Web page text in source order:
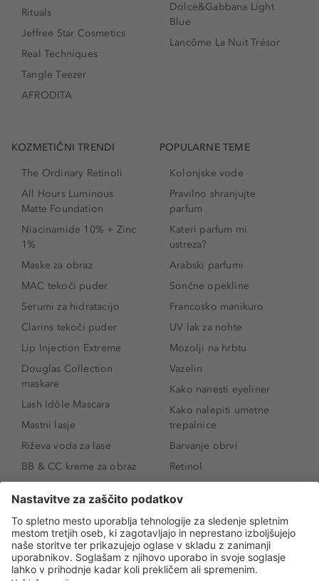
Rituals
Jeffree Star Cosmetics
Real Techniques
Tangle Teezer
AFRODITA
Dolce&Gabbana Light
Blue
Lancôme La Nuit Trésor
KOZMETIČNI TRENDI
The Ordinary Retinoli
All Hours Luminous
Matte Foundation
Niacinamide 10% + Zinc
1%
Maske za obraz
MAC tekoči puder
Serumi za hidratacijo
Clarins tekoči puder
Lip Injection Extreme
Douglas Collection
maskare
Lash Idôle Mascara
Mastni lasje
Riževa voda za lase
BB & CC kreme za obraz
SPF 30
Senčila za oči
Tekoči puder
Ličenje povešenih vek
POPULARNE TEME
Kolonjske vode
Pravilno shranjujte
parfum
Kateri parfum mi
ustreza?
Arabski parfumi
Sončne opekline
Francosko manikuro
UV lak za nohte
Mozolji na hrbtu
Vazelin
Kako nanesti eyeliner
Kako nalepiti umetne
trepalnice
Barvanje obrvi
Retinol
Niacinamid
Rozacea
Salicilna kislina